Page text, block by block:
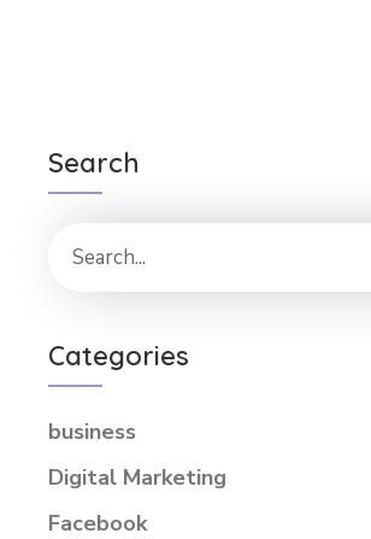
Search
Categories
business
Digital Marketing
Facebook